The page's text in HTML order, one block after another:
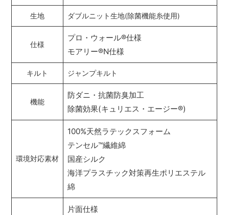
生地 ダブルニット生地(除菌機能糸使用)
仕様
プロ・ウォール®仕様
モアリー®N仕様
キルト ジャンプキルト
機能
防ダニ・抗菌防臭加工
除菌効果(キュリエス・エージー®)
環境対応素材
100%天然ラテックスフォーム
テンセル™繊維綿
国産シルク
海洋プラスチック対策再生ポリエステル
綿
片面仕様